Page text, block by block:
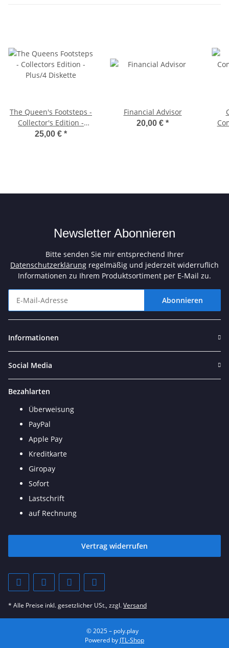
The Queen's Footsteps -
Collector's Edition -
Plus/4 Diskette
25,00 € *
Financial Advisor
20,00 € *
Newsletter Abonnieren
Bitte senden Sie mir entsprechend Ihrer
Datenschutzerklärung regelmäßig und jederzeit widerruflich
Informationen zu Ihrem Produktsortiment per E-Mail zu.
Abonnieren
Informationen
Social Media
Bezahlarten
Überweisung
PayPal
Apple Pay
Kreditkarte
Giropay
Sofort
Lastschrift
auf Rechnung
Vertrag widerrufen
* Alle Preise inkl. gesetzlicher USt., zzgl.Versand
© 2025 – poly.play
Powered by JTL-Shop